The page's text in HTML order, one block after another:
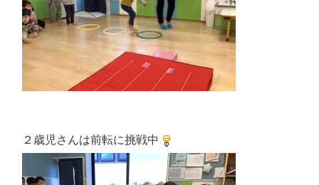
２歳児さんは前転に挑戦中